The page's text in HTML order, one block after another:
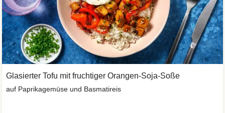
Glasierter Tofu mit fruchtiger Orangen-Soja-Soße
auf Paprikagemüse und Basmatireis